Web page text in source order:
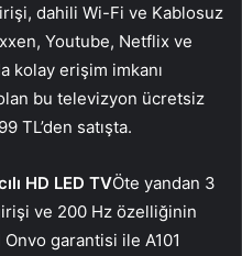
dahili Wi-Fi ve Kablosuz
Youtube, Netflix ve
kolay erişim imkanı
bu televizyon ücretsiz
TL’den satışta.
HD LED TVÖte yandan 3
ve 200 Hz özelliğinin
Onvo garantisi ile A101